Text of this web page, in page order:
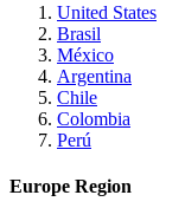
United States
Brasil
México
Argentina
Chile
Colombia
Perú
Europe Region